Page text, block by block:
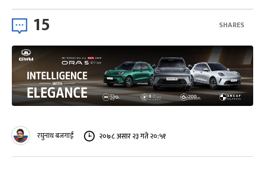
15 SHARES
रघुनाथ बजगाईं २०७८ असार २३ गते २०:५१